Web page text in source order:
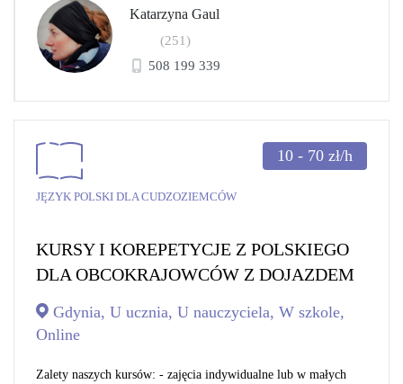
Katarzyna Gaul
(251)
508 199 339
JĘZYK POLSKI DLA CUDZOZIEMCÓW
10 - 70 zł/h
KURSY I KOREPETYCJE Z POLSKIEGO
DLA OBCOKRAJOWCÓW Z DOJAZDEM
Gdynia, U ucznia, U nauczyciela, W szkole,
Online
Zalety naszych kursów: - zajęcia indywidualne lub w małych